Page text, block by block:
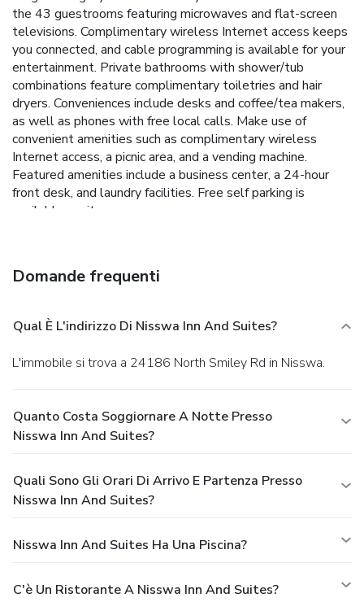
the 43 guestrooms featuring microwaves and flat-screen
televisions. Complimentary wireless Internet access keeps
you connected, and cable programming is available for your
entertainment. Private bathrooms with shower/tub
combinations feature complimentary toiletries and hair
dryers. Conveniences include desks and coffee/tea makers,
as well as phones with free local calls. Make use of
convenient amenities such as complimentary wireless
Internet access, a picnic area, and a vending machine.
Featured amenities include a business center, a 24-hour
front desk, and laundry facilities. Free self parking is
available onsite.
Domande frequenti
Qual È L'indirizzo Di Nisswa Inn And Suites?
L'immobile si trova a 24186 North Smiley Rd in Nisswa.
Quanto Costa Soggiornare A Notte Presso
Nisswa Inn And Suites?
Quali Sono Gli Orari Di Arrivo E Partenza Presso
Nisswa Inn And Suites?
Nisswa Inn And Suites Ha Una Piscina?
C'è Un Ristorante A Nisswa Inn And Suites?